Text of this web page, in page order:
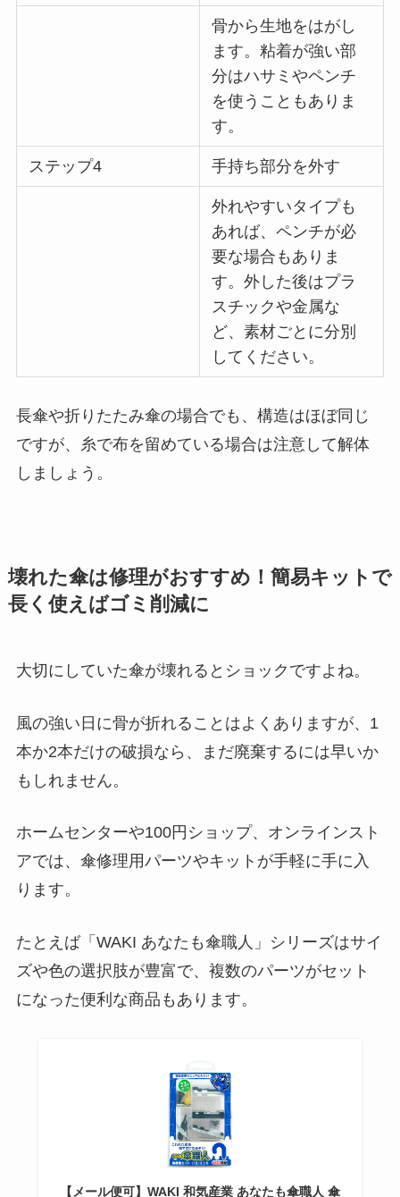
骨から生地をはがし
ます。粘着が強い部
分はハサミやペンチ
を使うこともありま
す。
ステップ4 手持ち部分を外す
外れやすいタイプも
あれば、ペンチが必
要な場合もありま
す。外した後はプラ
スチックや金属な
ど、素材ごとに分別
してください。
長傘や折りたたみ傘の場合でも、構造はほぼ同じ
ですが、糸で布を留めている場合は注意して解体
しましょう。
壊れた傘は修理がおすすめ！簡易キットで
長く使えばゴミ削減に
大切にしていた傘が壊れるとショックですよね。
風の強い日に骨が折れることはよくありますが、1
本か2本だけの破損なら、まだ廃棄するには早いか
もしれません。
ホームセンターや100円ショップ、オンラインスト
アでは、傘修理用パーツやキットが手軽に手に入
ります。
たとえば「WAKI あなたも傘職人」シリーズはサイ
ズや色の選択肢が豊富で、複数のパーツがセット
になった便利な商品もあります。
【メール便可】WAKI 和気産業 あなたも傘職人 傘